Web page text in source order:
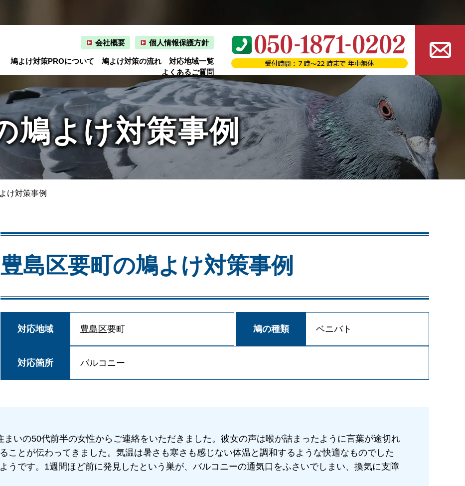
会社概要 個人情報保護方針
鳩よけ対策PROについて 鳩よけ対策の流れ
対応地域一覧
よくあるご質問
鳩よけ対策事例
け対策事例
豊島区要町の鳩よけ対策事例
対応地域 豊島区要町 鳩の種類 ベニバト
対応箇所 バルコニー
いの50代前半の女性からご連絡をいただきました。彼女の声は喉が詰まったように言葉が途切れ
ことが伝わってきました。気温は暑さも寒さも感じない体温と調和するような快適なものでした
うです。1週間ほど前に発見したという巣が、バルコニーの通気口をふさいでしまい、換気に支障